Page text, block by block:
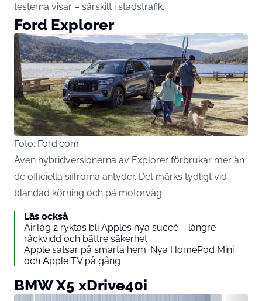
testerna visar – särskilt i stadstrafik.
Ford Explorer
Foto: Ford.com
Även hybridversionerna av Explorer förbrukar mer än
de officiella siffrorna antyder. Det märks tydligt vid
blandad körning och på motorväg.
Läs också
AirTag 2 ryktas bli Apples nya succé – längre
räckvidd och bättre säkerhet
Apple satsar på smarta hem: Nya HomePod Mini
och Apple TV på gång
BMW X5 xDrive40i